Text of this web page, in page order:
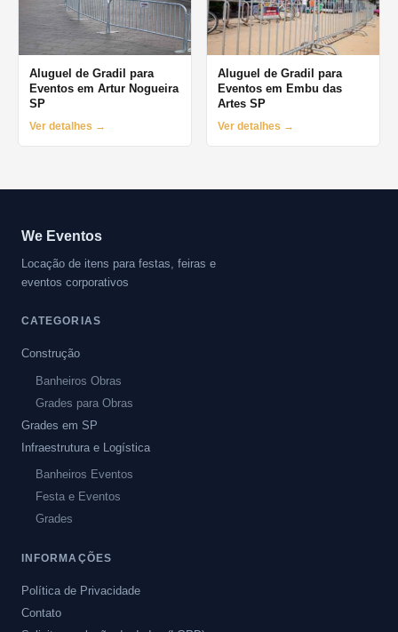
Aluguel de Gradil para
Eventos em Artur Nogueira
SP
Ver detalhes →
Aluguel de Gradil para
Eventos em Embu das
Artes SP
Ver detalhes →
We Eventos
Locação de itens para festas, feiras e
eventos corporativos
CATEGORIAS
Construção
Banheiros Obras
Grades para Obras
Grades em SP
Infraestrutura e Logística
Banheiros Eventos
Festa e Eventos
Grades
INFORMAÇÕES
Política de Privacidade
Contato